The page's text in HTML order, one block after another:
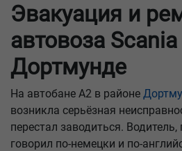
Эвакуация и
автовоза
Дортмунде
На автобане A2 в районе
возникла серьёзная
перестал заводиться.
говорил по-немецки и по-